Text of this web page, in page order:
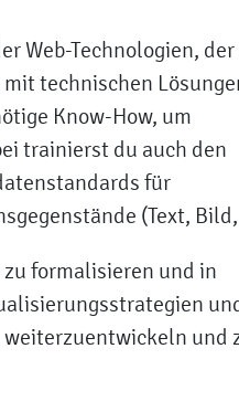
Web-Technologien, der
technischen
Know-How, um
trainierst du auch den
für
(Text, Bild,
formalisieren und in
und